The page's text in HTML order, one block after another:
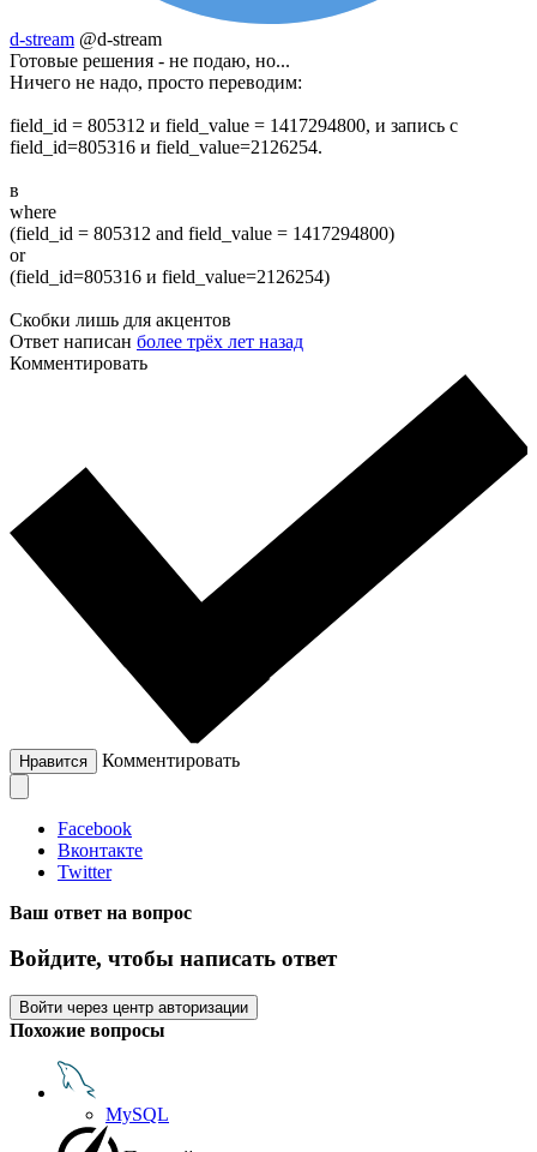
d-stream @d-stream
Готовые решения - не подаю, но...
Ничего не надо, просто переводим:
field_id = 805312 и field_value = 1417294800, и запись с
field_id=805316 и field_value=2126254.
в
where
(field_id = 805312 and field_value = 1417294800)
or
(field_id=805316 и field_value=2126254)
Скобки лишь для акцентов
Ответ написан более трёх лет назад
Комментировать
Нравится Комментировать
Facebook
Вконтакте
Twitter
Ваш ответ на вопрос
Войдите, чтобы написать ответ
Войти через центр авторизации
Похожие вопросы
MySQL